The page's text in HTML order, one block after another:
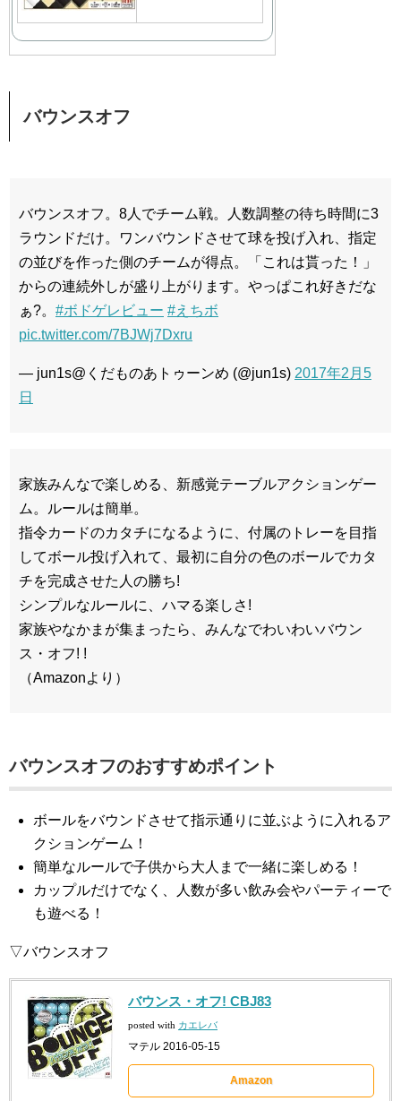
バウンスオフ
バウンスオフ。8人でチーム戦。人数調整の待ち時間に3
ラウンドだけ。ワンバウンドさせて球を投げ入れ、指定
の並びを作った側のチームが得点。「これは貰った！」
からの連続外しが盛り上がります。やっぱこれ好きだな
ぁ?。 #ボドゲレビュー #えちボ
pic.twitter.com/7BJWj7Dxru
— jun1s@くだものあトゥーンめ (@jun1s) 2017年2月5
日
家族みんなで楽しめる、新感覚テーブルアクションゲー
ム。ルールは簡単。
指令カードのカタチになるように、付属のトレーを目指
してボール投げ入れて、最初に自分の色のボールでカタ
チを完成させた人の勝ち!
シンプルなルールに、ハマる楽しさ!
家族やなかまが集まったら、みんなでわいわいバウン
ス・オフ! !
（Amazonより）
バウンスオフのおすすめポイント
ボールをバウンドさせて指示通りに並ぶように入れるア
クションゲーム！
簡単なルールで子供から大人まで一緒に楽しめる！
カップルだけでなく、人数が多い飲み会やパーティーで
も遊べる！
▽バウンスオフ
バウンス・オフ! CBJ83
posted with カエレバ
マテル 2016-05-15
Amazon